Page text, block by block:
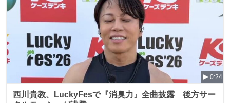
0:24
西川貴教、LuckyFesで『消臭力』全曲披露 後方サー